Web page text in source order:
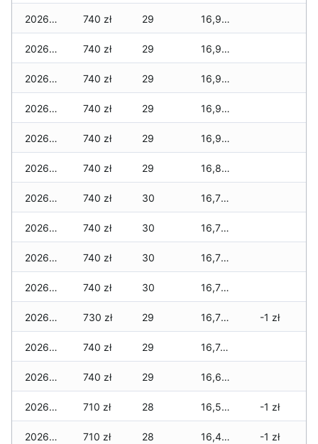
2026-03-27 740 zł 29 16,925 zł
2026-03-26 740 zł 29 16,925 zł
2026-03-25 740 zł 29 16,925 zł
2026-03-24 740 zł 29 16,905 zł
2026-03-23 740 zł 29 16,905 zł
2026-03-22 740 zł 29 16,805 zł
2026-03-21 740 zł 30 16,775 zł
2026-03-20 740 zł 30 16,775 zł
2026-03-19 740 zł 30 16,775 zł
2026-03-18 740 zł 30 16,775 zł
2026-03-17 730 zł 29 16,765 zł -1 zł
2026-03-16 740 zł 29 16,745 zł
2026-03-15 740 zł 29 16,645 zł
2026-03-14 710 zł 28 16,575 zł -1 zł
2026-03-13 710 zł 28 16,475 zł -1 zł